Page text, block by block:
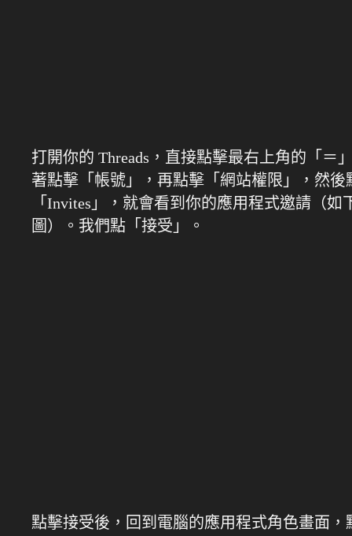
打開你的 Threads，直接點擊最右上角的「＝
著點擊「帳號」，再點擊「網站權限」，然後
「Invites」，就會看到你的應用程式邀請（如
圖）。我們點「接受」。
點擊接受後，回到電腦的應用程式角色畫面，